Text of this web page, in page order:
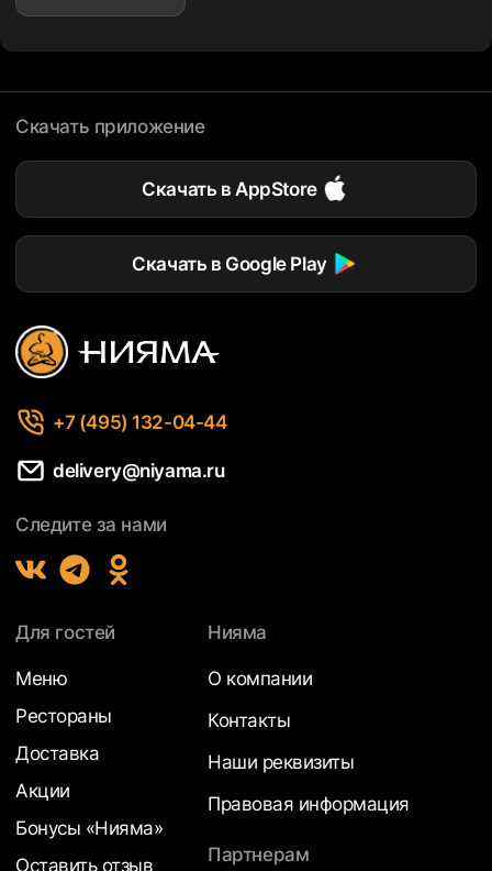
Скачать приложение
Скачать в AppStore
Скачать в Google Play
+7 (495) 132-04-44
delivery@niyama.ru
Следите за нами
Для гостей
Меню
Рестораны
Доставка
Акции
Бонусы «Нияма»
Оставить отзыв
Нияма
О компании
Контакты
Наши реквизиты
Правовая информация
Партнерам